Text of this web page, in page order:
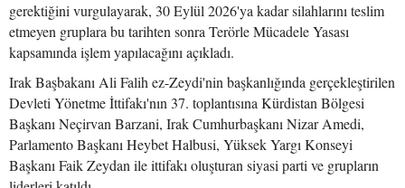
gerektiğini vurgulayarak, 30 Eylül 2026'ya kadar silahlarını teslim
etmeyen gruplara bu tarihten sonra Terörle Mücadele Yasası
kapsamında işlem yapılacağını açıkladı.
Irak Başbakanı Ali Falih ez-Zeydi'nin başkanlığında gerçekleştirilen
Devleti Yönetme İttifakı'nın 37. toplantısına Kürdistan Bölgesi
Başkanı Neçirvan Barzani, Irak Cumhurbaşkanı Nizar Amedi,
Parlamento Başkanı Heybet Halbusi, Yüksek Yargı Konseyi
Başkanı Faik Zeydan ile ittifakı oluşturan siyasi parti ve grupların